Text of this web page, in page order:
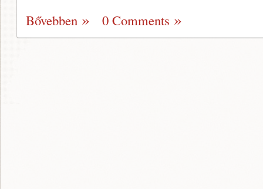
Bővebben
0 Comments